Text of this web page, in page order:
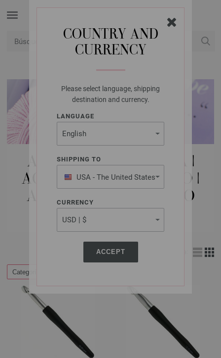
COUNTRY AND
CURRENCY
Please select language, shipping
destination and currency.
LANGUAGE
SHIPPING TO
USA - The United States
of America
CURRENCY
ACCEPT
AGUJAS LANA GROSSA |
AGUJAS DE GANCHILLO |
ALUMINIO CON MANGO
Categorías